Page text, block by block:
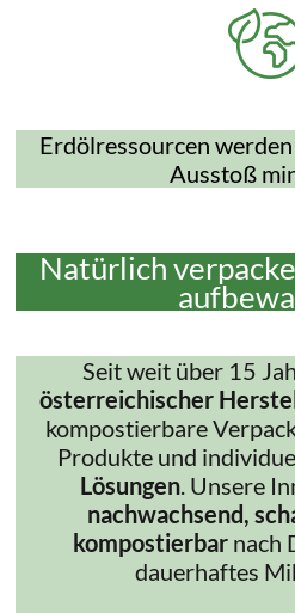
Erdölressourcen
Ausstoß
Natürlich
Seit weit über 15
österreichischer
kompostierbare
Produkte und
Lösungen. Unsere
nachwachsend,
kompostierbar nach
dauerhaftes